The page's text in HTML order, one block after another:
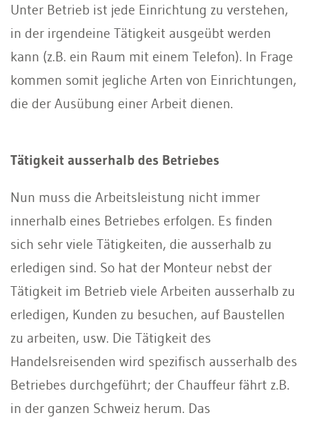
Unter Betrieb ist jede Einrichtung zu verstehen,
in der irgendeine Tätigkeit ausgeübt werden
kann (z.B. ein Raum mit einem Telefon). In Frage
kommen somit jegliche Arten von Einrichtungen,
die der Ausübung einer Arbeit dienen.
Tätigkeit ausserhalb des Betriebes
Nun muss die Arbeitsleistung nicht immer
innerhalb eines Betriebes erfolgen. Es finden
sich sehr viele Tätigkeiten, die ausserhalb zu
erledigen sind. So hat der Monteur nebst der
Tätigkeit im Betrieb viele Arbeiten ausserhalb zu
erledigen, Kunden zu besuchen, auf Baustellen
zu arbeiten, usw. Die Tätigkeit des
Handelsreisenden wird spezifisch ausserhalb des
Betriebes durchgeführt; der Chauffeur fährt z.B.
in der ganzen Schweiz herum. Das